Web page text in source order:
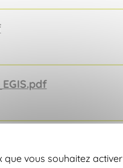
que vous souhaitez activer